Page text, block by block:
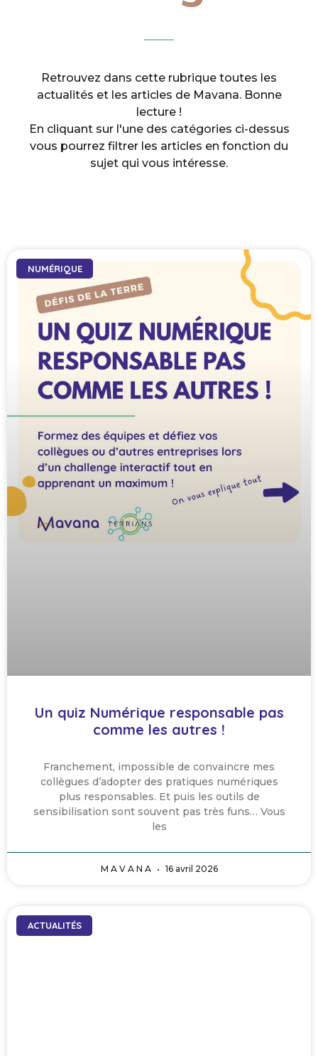
Retrouvez dans cette rubrique toutes les
actualités et les articles de Mavana. Bonne
lecture !
En cliquant sur l'une des catégories ci-dessus
vous pourrez filtrer les articles en fonction du
sujet qui vous intéresse.
NUMÉRIQUE
Un quiz Numérique responsable pas
comme les autres !
Franchement, impossible de convaincre mes
collègues d’adopter des pratiques numériques
plus responsables. Et puis les outils de
sensibilisation sont souvent pas très funs… Vous
les
M A V A N A 16 avril 2026
ACTUALITÉS